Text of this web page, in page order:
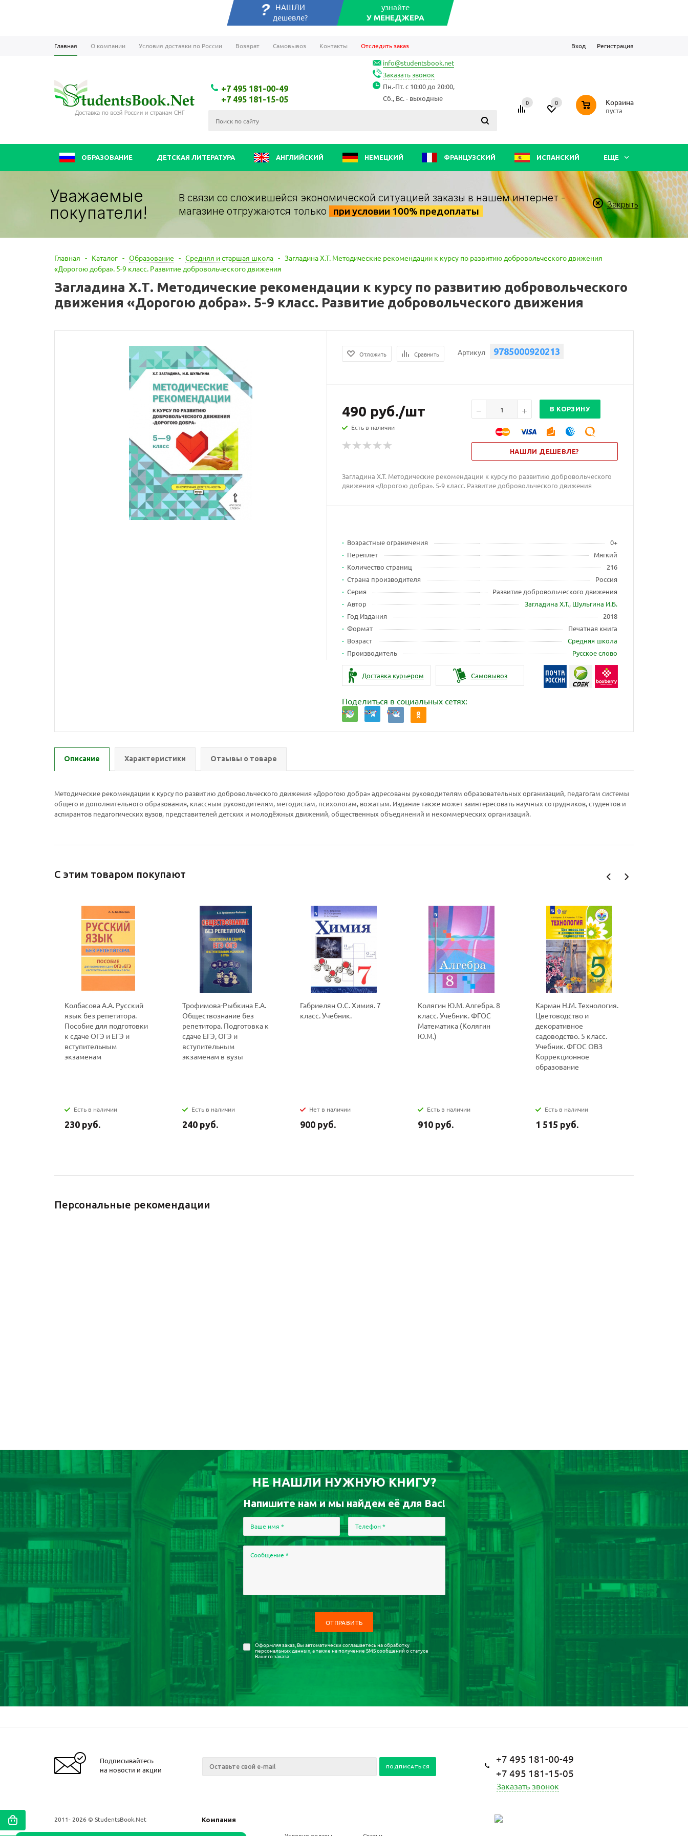
НАШЛИ
дешевле?
узнайте
У МЕНЕДЖЕРА
Главная О компании Условия доставки по России Возврат Самовывоз Контакты Отследить заказ Вход Регистрация
+7 495 181-00-49
+7 495 181-15-05
info@studentsbook.net
Заказать звонок
Пн.-Пт. с 10:00 до 20:00,
Сб., Вс. - выходные
0 0 0 Корзина
пуста
ОБРАЗОВАНИЕ ДЕТСКАЯ ЛИТЕРАТУРА АНГЛИЙСКИЙ НЕМЕЦКИЙ ФРАНЦУЗСКИЙ ИСПАНСКИЙ ЕЩЕ
Уважаемые
покупатели!
В связи со сложившейся экономической ситуацией заказы в нашем интернет -
магазине отгружаются только
при условии 100% предоплаты
Закрыть
Главная - Каталог - Образование - Средняя и старшая школа - Загладина Х.Т. Методические рекомендации к курсу по развитию добровольческого движения
«Дорогою добра». 5-9 класс. Развитие добровольческого движения
Загладина Х.Т. Методические рекомендации к курсу по развитию добровольческого
движения «Дорогою добра». 5-9 класс. Развитие добровольческого движения
Отложить Сравнить Артикул 9785000920213
490 руб./шт
Есть в наличии
В КОРЗИНУ
НАШЛИ ДЕШЕВЛЕ?
Загладина Х.Т. Методические рекомендации к курсу по развитию добровольческого
движения «Дорогою добра». 5-9 класс. Развитие добровольческого движения
Возрастные ограничения
0+
Переплет
Мягкий
Количество страниц
216
Страна производителя
Россия
Серия
Развитие добровольческого движения
Автор
Загладина Х.Т., Шульгина И.Б.
Год Издания
2018
Формат
Печатная книга
Возраст
Средняя школа
Производитель
Русское слово
Доставка курьером Самовывоз
Поделиться в социальных сетях:
Описание Характеристики Отзывы о товаре
Методические рекомендации к курсу по развитию добровольческого движения «Дорогою добра» адресованы руководителям образовательных организаций, педагогам системы
общего и дополнительного образования, классным руководителям, методистам, психологам, вожатым. Издание также может заинтересовать научных сотрудников, студентов и
аспирантов педагогических вузов, представителей детских и молодёжных движений, общественных объединений и некоммерческих организаций.
С этим товаром покупают
Колбасова А.А. Русский
язык без репетитора.
Пособие для подготовки
к сдаче ОГЭ и ЕГЭ и
вступительным
экзаменам
Есть в наличии
230 руб.
Трофимова-Рыбкина Е.А.
Обществознание без
репетитора. Подготовка к
сдаче ЕГЭ, ОГЭ и
вступительным
экзаменам в вузы
Есть в наличии
240 руб.
Габриелян О.С. Химия. 7
класс. Учебник.
Нет в наличии
900 руб.
Колягин Ю.М. Алгебра. 8
класс. Учебник. ФГОС
Математика (Колягин
Ю.М.)
Есть в наличии
910 руб.
Карман Н.М. Технология.
Цветоводство и
декоративное
садоводство. 5 класс.
Учебник. ФГОС ОВЗ
Коррекционное
образование
Есть в наличии
1 515 руб.
Персональные рекомендации
НЕ НАШЛИ НУЖНУЮ КНИГУ?
Напишите нам и мы найдем её для Вас!
Ваше имя * Телефон *
Сообщение *
Оформляя заказ, Вы автоматически соглашаетесь наобработку
персональных данных, а также на получение SMS сообщений о статусе
Вашего заказа
Подписывайтесь
на новости и акции
+7 495 181-00-49
+7 495 181-15-05
Заказать звонок
2011- 2026 © StudentsBook.Net Компания
Ваш E-mail:
конфидициальности
Ваш E-mail:
конфидициальности